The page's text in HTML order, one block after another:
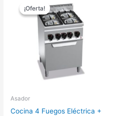
¡Oferta!
¡Oferta!
Asador
Cocina 4 Fuegos Eléctrica +
precio
original
era:
2.579,00 €.